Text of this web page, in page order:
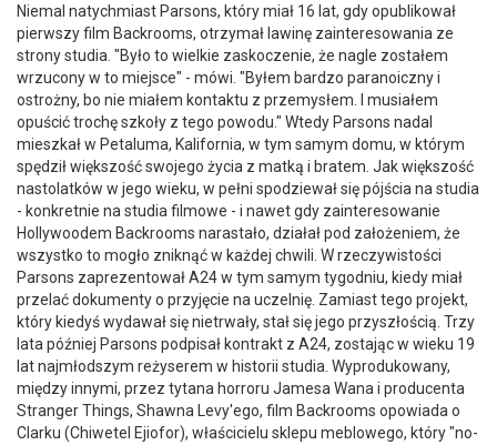
Niemal natychmiast Parsons, który miał 16 lat, gdy opublikował
pierwszy film Backrooms, otrzymał lawinę zainteresowania ze
strony studia. "Było to wielkie zaskoczenie, że nagle zostałem
wrzucony w to miejsce" - mówi. "Byłem bardzo paranoiczny i
ostrożny, bo nie miałem kontaktu z przemysłem. I musiałem
opuścić trochę szkoły z tego powodu." Wtedy Parsons nadal
mieszkał w Petaluma, Kalifornia, w tym samym domu, w którym
spędził większość swojego życia z matką i bratem. Jak większość
nastolatków w jego wieku, w pełni spodziewał się pójścia na studia
- konkretnie na studia filmowe - i nawet gdy zainteresowanie
Hollywoodem Backrooms narastało, działał pod założeniem, że
wszystko to mogło zniknąć w każdej chwili. W rzeczywistości
Parsons zaprezentował A24 w tym samym tygodniu, kiedy miał
przelać dokumenty o przyjęcie na uczelnię. Zamiast tego projekt,
który kiedyś wydawał się nietrwały, stał się jego przyszłością. Trzy
lata później Parsons podpisał kontrakt z A24, zostając w wieku 19
lat najmłodszym reżyserem w historii studia. Wyprodukowany,
między innymi, przez tytana horroru Jamesa Wana i producenta
Stranger Things, Shawna Levy'ego, film Backrooms opowiada o
Clarku (Chiwetel Ejiofor), właścicielu sklepu meblowego, który "no-